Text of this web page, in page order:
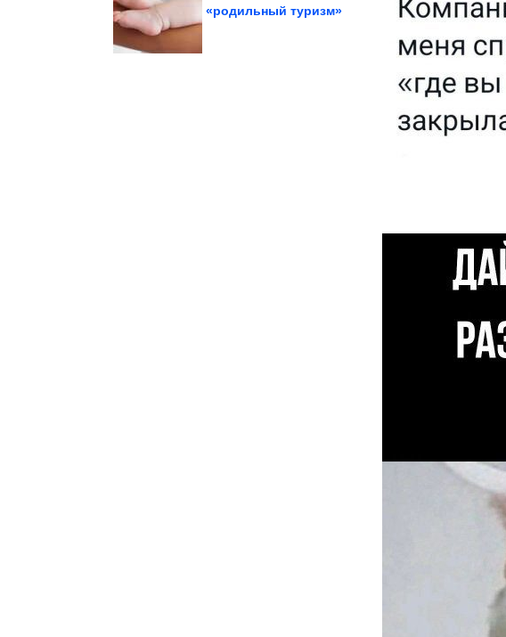
«родильный туризм»
и что выяснить до
операции. Без...